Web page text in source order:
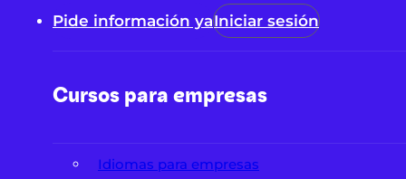
Pide información yaIniciar sesión
Cursos para empresas
Idiomas para empresas